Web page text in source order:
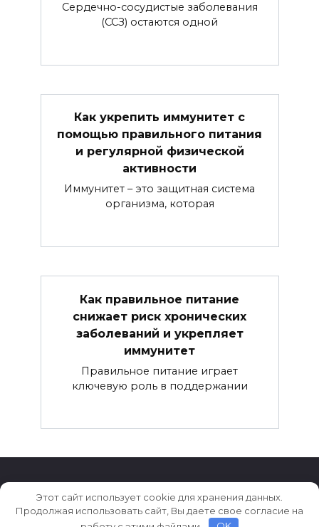
Сердечно-сосудистые заболевания
(ССЗ) остаются одной
Как укрепить иммунитет с
помощью правильного питания
и регулярной физической
активности
Иммунитет – это защитная система
организма, которая
Как правильное питание
снижает риск хронических
заболеваний и укрепляет
иммунитет
Правильное питание играет
ключевую роль в поддержании
© 2026 Здоровье
Этот сайт использует cookie для хранения данных.
Продолжая использовать сайт, Вы даете свое согласие на